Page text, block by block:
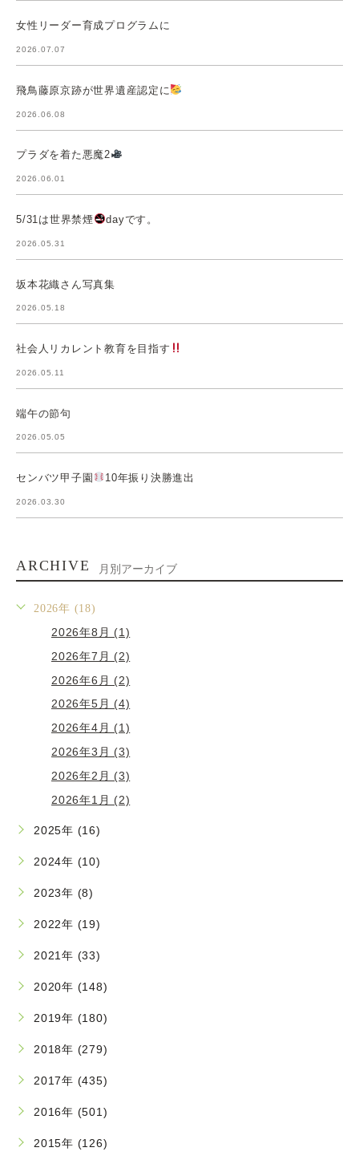
女性リーダー育成プログラムに
2026.07.07
飛鳥藤原京跡が世界遺産認定に
2026.06.08
プラダを着た悪魔2
2026.06.01
5/31は世界禁煙 dayです。
2026.05.31
坂本花織さん写真集
2026.05.18
社会人リカレント教育を目指す
2026.05.11
端午の節句
2026.05.05
センバツ甲子園 10年振り決勝進出
2026.03.30
ARCHIVE 月別アーカイブ
2026年 (18)
2026年8月 (1)
2026年7月 (2)
2026年6月 (2)
2026年5月 (4)
2026年4月 (1)
2026年3月 (3)
2026年2月 (3)
2026年1月 (2)
2025年 (16)
2024年 (10)
2023年 (8)
2022年 (19)
2021年 (33)
2020年 (148)
2019年 (180)
2018年 (279)
2017年 (435)
2016年 (501)
2015年 (126)